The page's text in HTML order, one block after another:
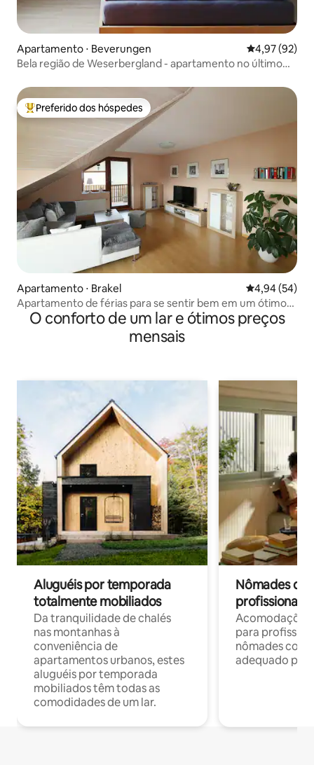
Apartamento ⋅ Beverungen 4,97 de uma
4,97 (92)
Bela região de Weserbergland - apartamento no último
Entre os melhores preferidos dos hóspedes
Preferido dos hóspedes
Apartamento ⋅ Brakel 4,94 de uma
4,94 (54)
Apartamento de férias para se sentir bem em um ótimo
ambiente
O conforto de um lar e ótimos preços
mensais
Aluguéis por temporada
totalmente mobiliados
Da tranquilidade de chalés
nas montanhas à
conveniência de
apartamentos urbanos, estes
aluguéis por temporada
mobiliados têm todas as
comodidades de um lar.
Nômades
profissionais
para
nômades com
adequado